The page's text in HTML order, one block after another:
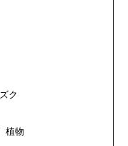
ク
植物